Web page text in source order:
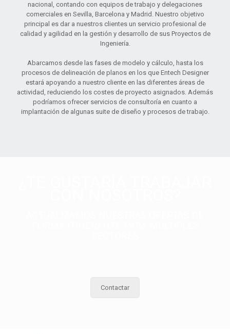
nacional, contando con equipos de trabajo y delegaciones
comerciales en Sevilla, Barcelona y Madrid. Nuestro objetivo
principal es dar a nuestros clientes un servicio profesional de
calidad y agilidad en la gestión y desarrollo de sus Proyectos de
Ingeniería.
Abarcamos desde las fases de modelo y cálculo, hasta los
procesos de delineación de planos en los que Entech Designer
estará apoyando a nuestro cliente en las diferentes áreas de
actividad, reduciendo los costes de proyecto asignados. Además
podríamos ofrecer servicios de consultoría en cuanto a
implantación de algunas suite de diseño y procesos de trabajo.
Contactar